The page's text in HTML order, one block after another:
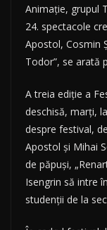
Animaţie, grupul
24. spectacole
Apostol, Cosmin
Todor”, se arată
A treia ediţie a
deschisă, marţi,
despre festival,
Apostol şi Mihai
de păpuşi,
Isengrin să intre
studenţii de la